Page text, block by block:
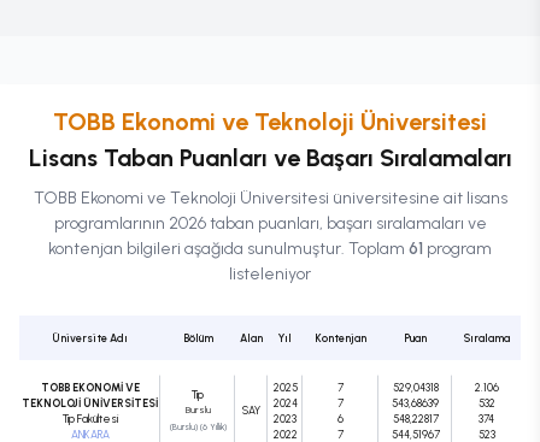
TOBB Ekonomi ve Teknoloji Üniversitesi
LisansTaban Puanları ve Başarı Sıralamaları
TOBB Ekonomi ve Teknoloji Üniversitesi üniversitesine ait lisans
programlarının 2026 taban puanları, başarı sıralamaları ve
kontenjan bilgileri aşağıda sunulmuştur. Toplam 61 program
listeleniyor
Üniversite Adı Bölüm Alan Yıl Kontenjan Puan Sıralama
TOBB EKONOMİ VE
TEKNOLOJİ ÜNİVERSİTESİ
Tıp Fakültesi
ANKARA
Tıp
Burslu
(Burslu) (6 Yıllık)
SAY
2025
2024
2023
2022
7
7
6
7
529,04318
543,68639
548,22817
544,51967
2.106
532
374
523